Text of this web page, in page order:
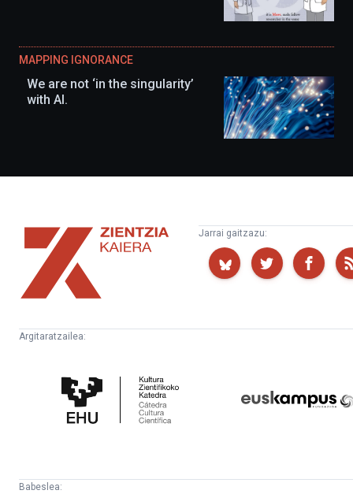
MAPPING IGNORANCE
We are not ‘in the singularity’
with AI.
Zientzia
Kaiera
Jarrai gaitzazu:
Argitaratzailea:
Zientifikoko
Katedra
Babeslea: